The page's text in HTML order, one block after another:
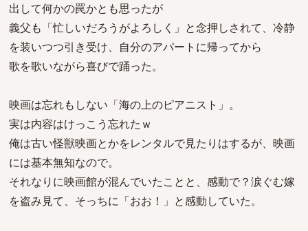
出して何かの罠かとも思ったが
義父も「忙しいだろうがよろしく」と念押しされて、冷静
を装いつつ引き受け、自分のアパートに帰ってから
歌を歌いながら喜びで踊った。
映画は忘れもしない「海の上のピアニスト」。
実は内容はけっこう忘れたｗ
俺は古い怪獣映画とかをレンタルで見たりはするが、映画
には基本無知なので。
それなりに映画館が混んでいたことと、感動で？涙ぐむ嫁
を盗み見て、そっちに「おお！」と感動していた。